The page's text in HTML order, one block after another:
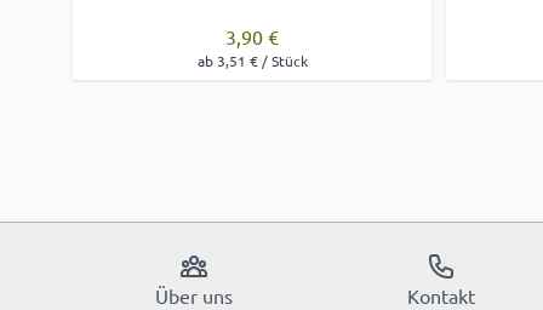
3,90 €
ab 3,51 € / Stück
Über uns Kontakt